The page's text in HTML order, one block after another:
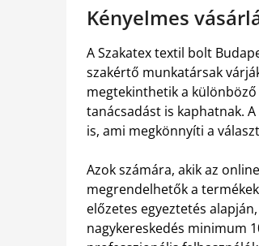
Kényelmes
A Szakatex textil bolt
szakértő munkatársak
megtekinthetik a
tanácsadást is kaphatnak.
is, ami megkönnyíti a
Azok számára, akik az
megrendelhetők a
előzetes egyeztetés
nagykereskedés minimum